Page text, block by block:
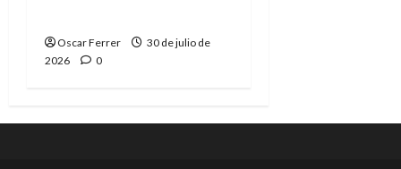
Oscar Ferrer
30 de julio de
2026
0